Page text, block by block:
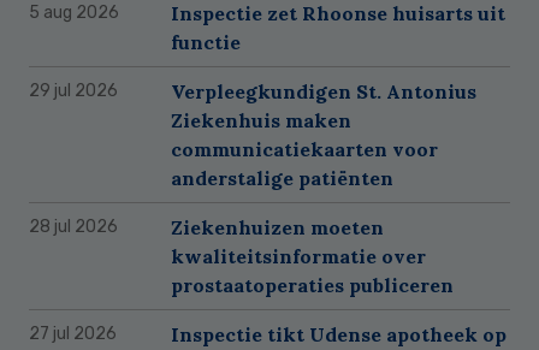
5 aug 2026
Inspectie zet Rhoonse huisarts uit
functie
29 jul 2026
Verpleegkundigen St. Antonius
Ziekenhuis maken
communicatiekaarten voor
anderstalige patiënten
28 jul 2026
Ziekenhuizen moeten
kwaliteitsinformatie over
prostaatoperaties publiceren
27 jul 2026
Inspectie tikt Udense apotheek op